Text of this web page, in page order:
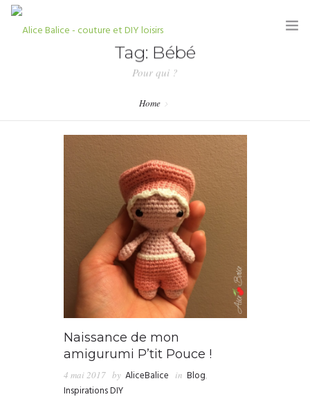
HOME
PARTENARIATS & PRESSE
Tag: Bébé
Pour qui ?
Home
Naissance de mon
amigurumi P’tit Pouce !
4 mai 2017 by AliceBalice in Blog,
Inspirations DIY